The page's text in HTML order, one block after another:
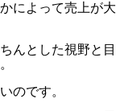
によって売上が大
んとした視野と目
のです。